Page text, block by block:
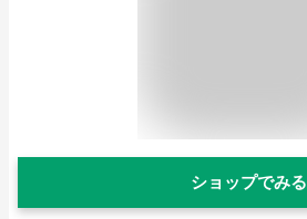
ショップでみる